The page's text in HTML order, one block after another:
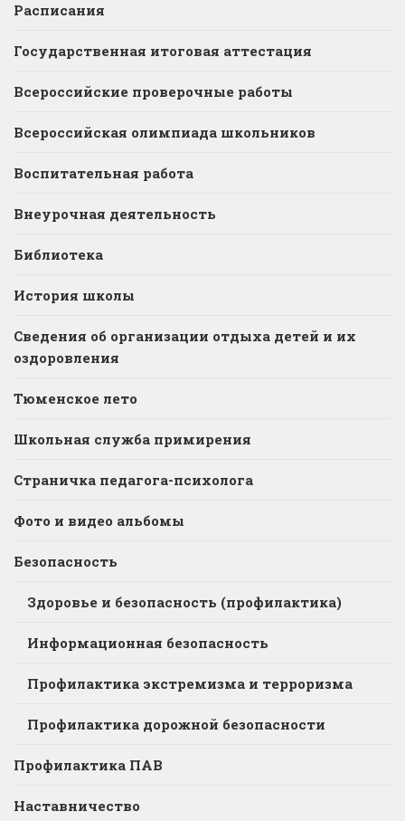
Расписания
Государственная итоговая аттестация
Всероссийские проверочные работы
Всероссийская олимпиада школьников
Воспитательная работа
Внеурочная деятельность
Библиотека
История школы
Сведения об организации отдыха детей и их
оздоровления
Тюменское лето
Школьная служба примирения
Страничка педагога-психолога
Фото и видео альбомы
Безопасность
Здоровье и безопасность (профилактика)
Информационная безопасность
Профилактика экстремизма и терроризма
Профилактика дорожной безопасности
Профилактика ПАВ
Наставничество